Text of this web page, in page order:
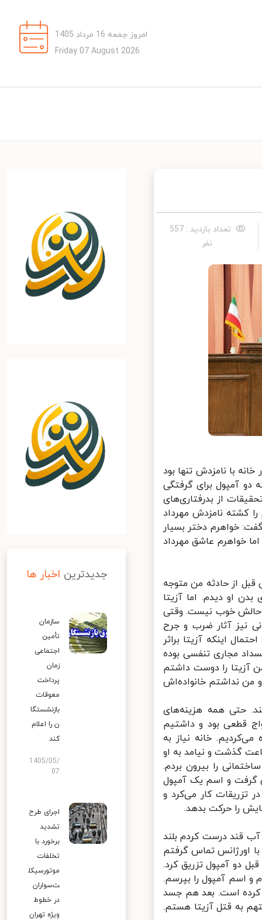
امروز جمعه 16 مرداد 1405
Friday 07 August 2026
تعداد بازدید : 557
نفر
با نامزدش تنها بود
آمپول برای گرفتگی
از بدرفتاری‌های
نامزدش مهرداد
خواهرم دختر بسیار
خواهرم عاشق مهرداد
از حادثه من متوجه
او دیدم. اما آزیتا
حالش خوب نیست. وقتی
نیز آثار ضرب و جرح
اینکه آزیتا براثر
مجاری تنفسی بوده
آزیتا را دوست داشتم
نداشتم خانواده‌اش
حتی همه هزینه‌های
قطعی بود و داشتیم
خانه نیاز به
گذشت و نیامد به او
را بیرون بردم.
گرفت و اسم یک آمپول
کار می‌کرد و
را حرکت بدهد.
قند درست کردم بلند
اورژانس تماس گرفتم
دو آمپول تزریق کرد.
اسم آمپول را بپرسم.
است. بعد هم جسد
به قتل آزیتا هستم.
جدیدترین اخبار ها
سازمان
تأمین
اجتماعی
زمان
پرداخت
معوقات
بازنشستگا
ن را اعلام
کند
1405/05/
07
اجرای طرح
تشدید
برخورد با
تخلفات
موتورسیکل
ت‌سواران
در خطوط
ویژه تهران